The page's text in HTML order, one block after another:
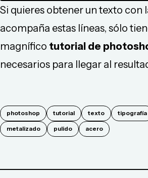
Si quieres obtener un texto con
acompaña estas líneas, sólo
magnífico tutorial de
necesarios para llegar al
photoshop tutorial texto tipografía
metalizado pulido acero